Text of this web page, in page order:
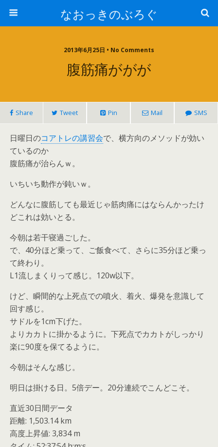
なおっきのぶろぐ
2013年6月25日 • No Comments
腹筋痛ががが
Share Tweet Pin Mail SMS
日曜日のコアトレの講習会で、横方向のメソッドが効い
ているのか
腹筋痛が治らんｗ。
いちいち動作が鈍いｗ。
どんなに腹筋しても最近じゃ筋肉痛にはならんかったけ
どこれは効いとる。
今朝は若干寝過ごした。
で、40分ほど乗って、ご飯食べて、さらに35分ほど乗っ
て終わり。
L1流しまくりって感じ。120w以下。
けど、瞬間的な上死点での噴火、着火、爆発を意識して
回す感じ。
サドルを1cm下げた。
よりカカトに掛かるように。下死点でカカトがしっかり
楽に90度を保てるように。
今朝はそんな感じ。
明日は掛ける日。5倍デー。20分連続でこんどこそ。
直近30日間データ
距離: 1,503.14 km
高度上昇値: 3,834 m